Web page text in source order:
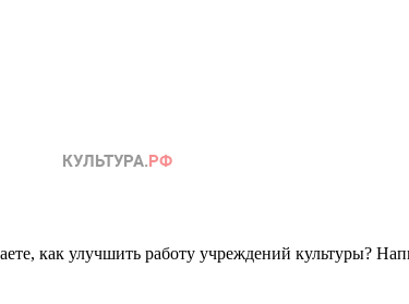
как улучшить работу учреждений культуры?